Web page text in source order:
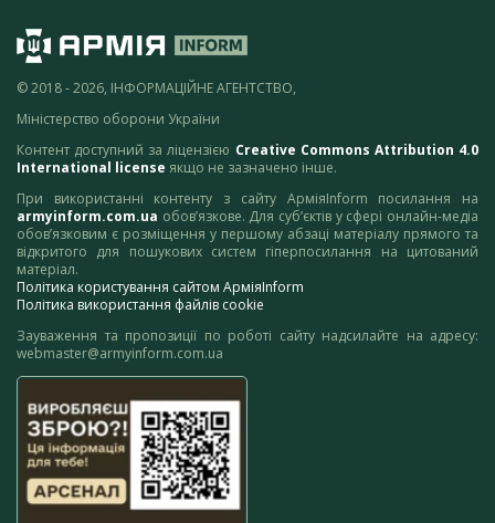
© 2018 - 2026, ІНФОРМАЦІЙНЕ АГЕНТСТВО,
Міністерство оборони України
Контент доступний за ліцензією Creative Commons Attribution 4.0
International license якщо не зазначено інше.
При використанні контенту з сайту АрміяInform посилання на
armyinform.com.ua обов’язкове. Для суб’єктів у сфері онлайн-медіа
обов’язковим є розміщення у першому абзаці матеріалу прямого та
відкритого для пошукових систем гіперпосилання на цитований
матеріал.
Політика користування сайтом АрміяInform
Політика використання файлів cookie
Зауваження та пропозиції по роботі сайту надсилайте на адресу:
webmaster@armyinform.com.ua